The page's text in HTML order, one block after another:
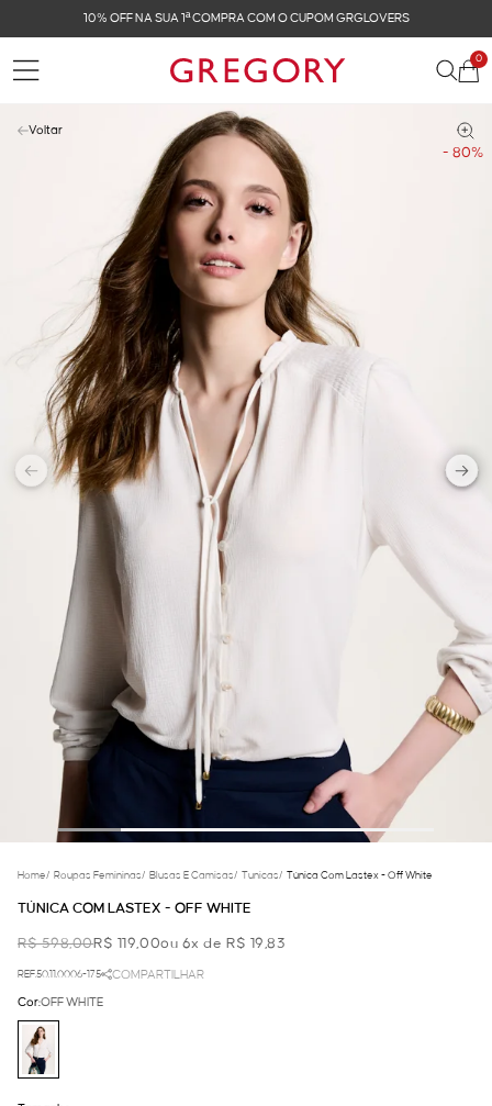
FRETE GRÁTIS NAS COMPRAS ACIMA DE R$ 899
0
- 80%
Voltar
Home/ Roupas Femininas/ Blusas E Camisas/ Tunicas/ Túnica Com Lastex - Off White
TÚNICA COM LASTEX - OFF WHITE
R$ 598,00R$ 119,00ou 6x de R$ 19,83
REF.50.11.0006-175 COMPARTILHAR
Cor:OFF WHITE